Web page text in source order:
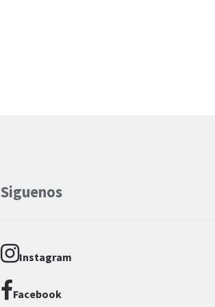
Siguenos
Instagram
Facebook